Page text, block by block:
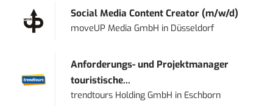
Social Media Content Creator (m/w/d)
moveUP Media GmbH in Düsseldorf
Anforderungs- und Projektmanager
touristische...
trendtours Holding GmbH in Eschborn